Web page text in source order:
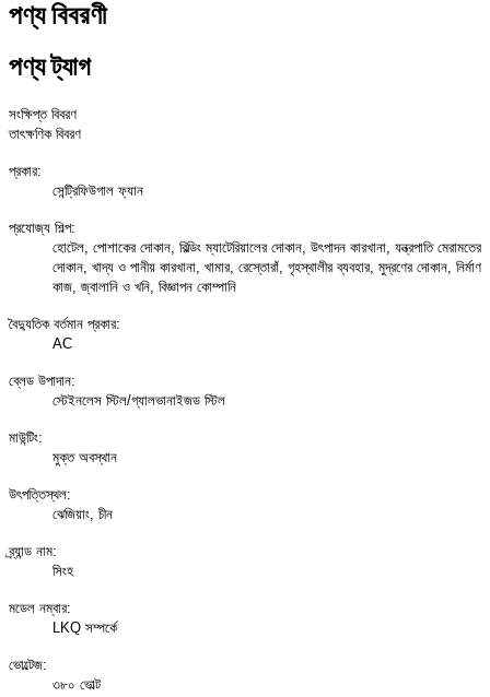
পণ্য বিবরণী
পণ্য ট্যাগ
সংক্ষিপ্ত বিবরণ
তাৎক্ষণিক বিবরণ
প্রকার:
সেন্ট্রিফিউগাল ফ্যান
প্রযোজ্য শিল্প:
হোটেল, পোশাকের দোকান, বিল্ডিং ম্যাটেরিয়ালের দোকান, উৎপাদন কারখানা, যন্ত্রপাতি মেরামতের
দোকান, খাদ্য ও পানীয় কারখানা, খামার, রেস্তোরাঁ, গৃহস্থালীর ব্যবহার, মুদ্রণের দোকান, নির্মাণ
কাজ, জ্বালানি ও খনি, বিজ্ঞাপন কোম্পানি
বৈদ্যুতিক বর্তমান প্রকার:
AC
ব্লেড উপাদান:
স্টেইনলেস স্টিল/গ্যালভানাইজড স্টিল
মাউন্টিং:
মুক্ত অবস্থান
উৎপত্তিস্থল:
ঝেজিয়াং, চীন
ব্র্যান্ড নাম:
সিংহ
মডেল নম্বার:
LKQ সম্পর্কে
ভোল্টেজ:
৩৮০ ভোল্ট